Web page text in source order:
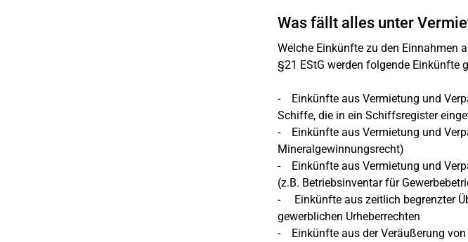
Was fällt alles unter
Welche Einkünfte zu den Einnahmen
§21 EStG werden folgende Einkünfte
- Einkünfte aus Vermietung und
Schiffe, die in ein Schiffsregister
- Einkünfte aus Vermietung und
Mineralgewinnungsrecht)
- Einkünfte aus Vermietung und
(z.B. Betriebsinventar für
- Einkünfte aus zeitlich begrenzter
gewerblichen Urheberrechten
- Einkünfte aus der Veräußerung